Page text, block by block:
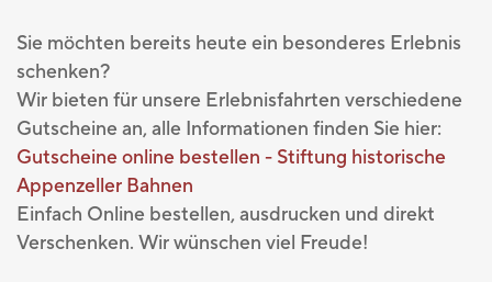
Sie möchten bereits heute ein besonderes Erlebnis
schenken?
Wir bieten für unsere Erlebnisfahrten verschiedene
Gutscheine an, alle Informationen finden Sie hier:
Gutscheine online bestellen - Stiftung historische
Appenzeller Bahnen
Einfach Online bestellen, ausdrucken und direkt
Verschenken. Wir wünschen viel Freude!